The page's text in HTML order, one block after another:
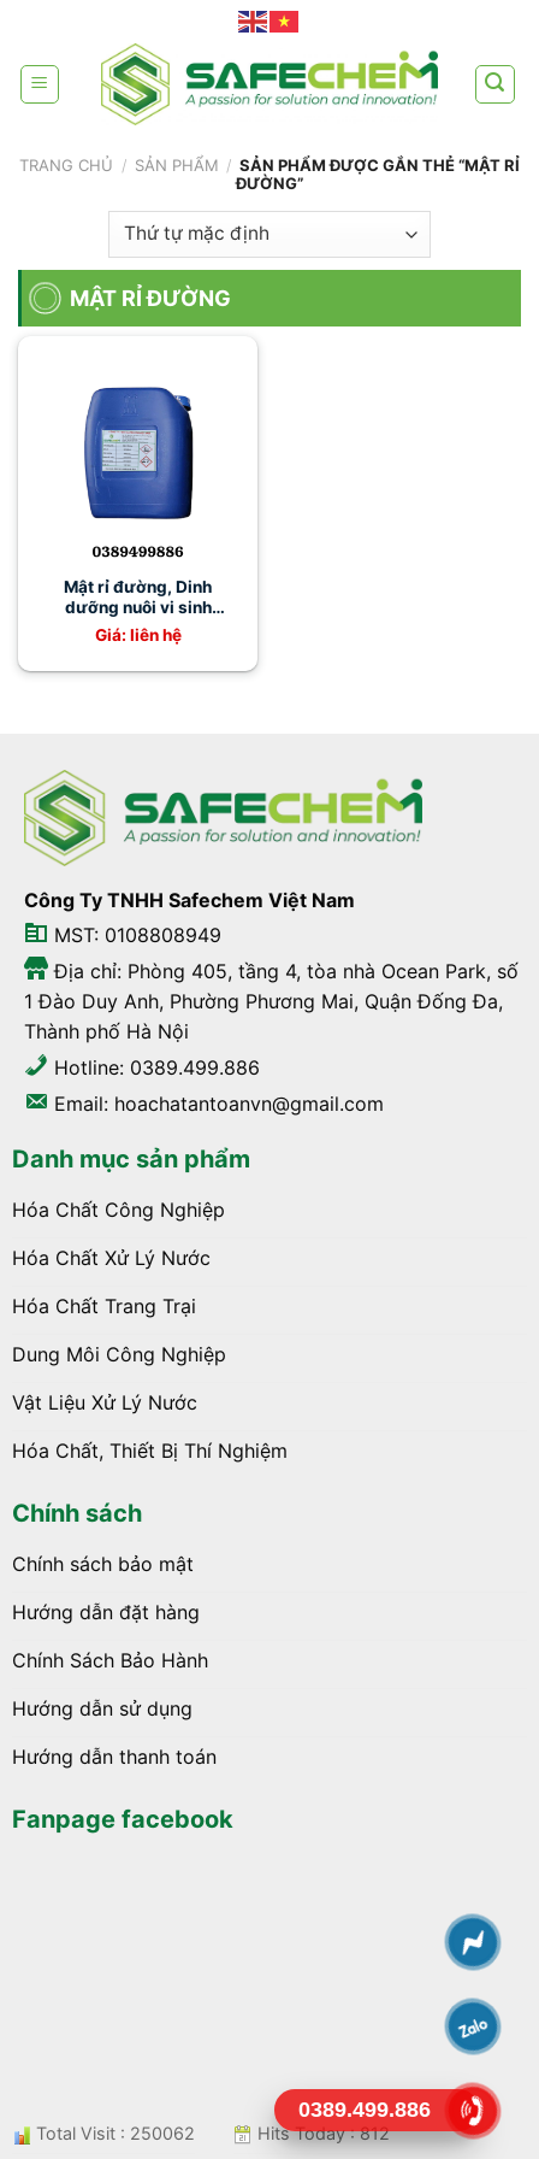
content
TRANG CHỦ / SẢN PHẨM / SẢN PHẨM ĐƯỢC GẮN THẺ “MẬT RỈ
ĐƯỜNG”
MẬT RỈ ĐƯỜNG
Mật rỉ đường, Dinh
dưỡng nuôi vi sinh
trong xử lý nước thải
Giá: liên hệ
Công Ty TNHH Safechem Việt Nam
MST: 0108808949
Địa chỉ: Phòng 405, tầng 4, tòa nhà Ocean Park, số
1 Đào Duy Anh, Phường Phương Mai, Quận Đống Đa,
Thành phố Hà Nội
Hotline: 0389.499.886
Email: hoachatantoanvn@gmail.com
Danh mục sản phẩm
Hóa Chất Công Nghiệp
Hóa Chất Xử Lý Nước
Hóa Chất Trang Trại
Dung Môi Công Nghiệp
Vật Liệu Xử Lý Nước
Hóa Chất, Thiết Bị Thí Nghiệm
Chính sách
Chính sách bảo mật
Hướng dẫn đặt hàng
Chính Sách Bảo Hành
Hướng dẫn sử dụng
Hướng dẫn thanh toán
Fanpage facebook
Total Visit : 250062 Hits Today : 812
0389.499.886